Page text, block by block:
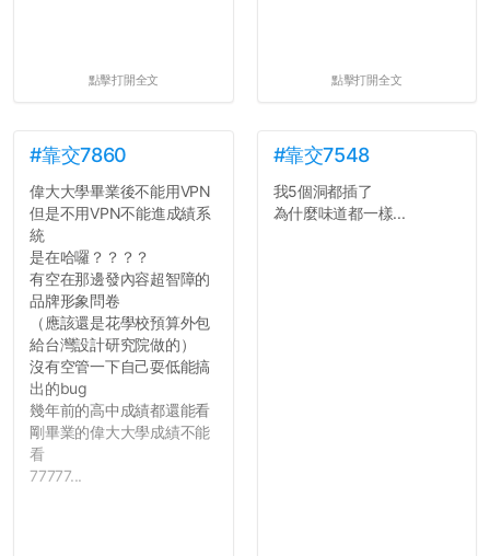
點擊打開全文 點擊打開全文
#靠交7860
偉大大學畢業後不能用VPN
但是不用VPN不能進成績系
統
是在哈囉？？？？
有空在那邊發內容超智障的
品牌形象問卷
（應該還是花學校預算外包
給台灣設計研究院做的）
沒有空管一下自己耍低能搞
出的bug
幾年前的高中成績都還能看
剛畢業的偉大大學成績不能
看
77777...
#靠交7548
我5個洞都插了
為什麼味道都一樣...